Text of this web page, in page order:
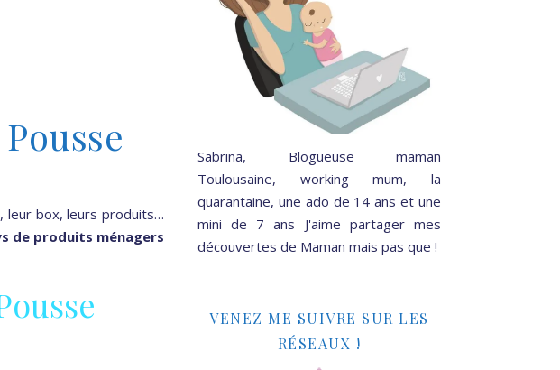
leur box, leurs produits…
de produits ménagers
Sabrina, Blogueuse maman
Toulousaine, working mum, la
quarantaine, une ado de 14 ans et une
mini de 7 ans J'aime partager mes
découvertes de Maman mais pas que !
VENEZ ME SUIVRE SUR LES
RÉSEAUX !